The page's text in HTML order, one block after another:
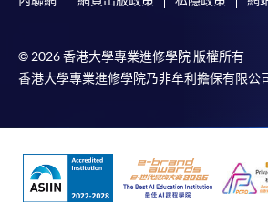
© 2026 香港大學專業進修學院 版權所有
香港大學專業進修學院乃非牟利擔保有限公